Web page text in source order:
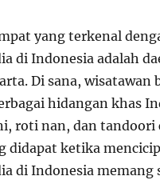
yang terkenal
di Indonesia adalah
Di sana, wisatawan
hidangan khas
roti nan, dan tandoori
didapat ketika
di Indonesia memang